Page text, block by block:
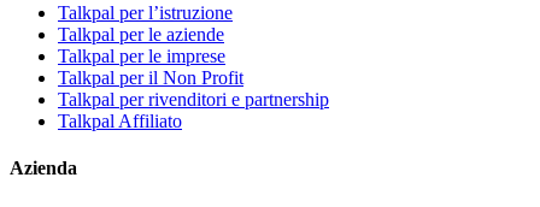
Talkpal per l’istruzione
Talkpal per le aziende
Talkpal per le imprese
Talkpal per il Non Profit
Talkpal per rivenditori e partnership
Talkpal Affiliato
Azienda